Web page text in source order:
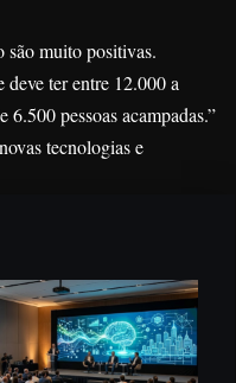
são muito positivas.
deve ter entre 12.000 a
pessoas acampadas.”
tecnologias e